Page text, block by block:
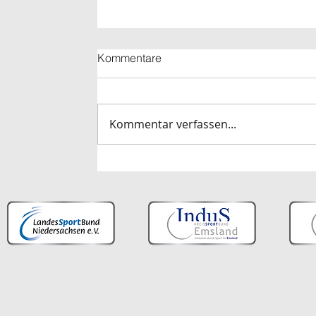
Kommentare
Kommentar verfassen...